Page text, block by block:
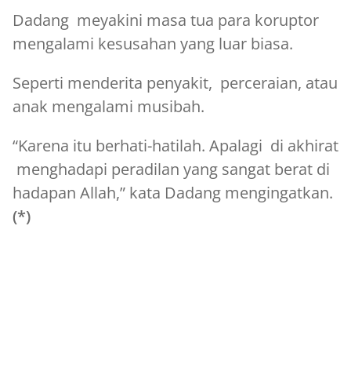
Dadang meyakini masa tua para koruptor
mengalami kesusahan yang luar biasa.
Seperti menderita penyakit, perceraian, atau
anak mengalami musibah.
“Karena itu berhati-hatilah. Apalagi di akhirat
menghadapi peradilan yang sangat berat di
hadapan Allah,” kata Dadang mengingatkan.
(*)